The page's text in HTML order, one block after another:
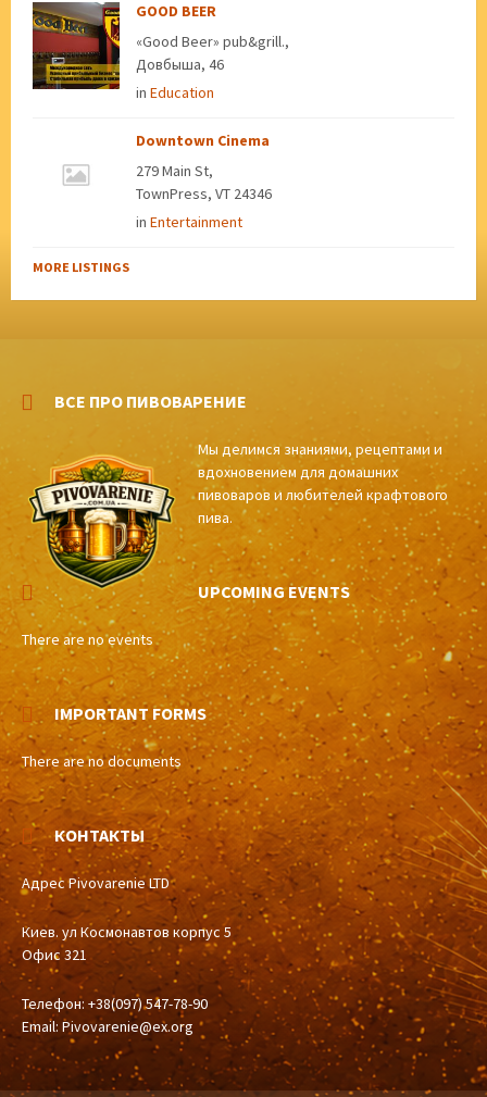
GOOD BEER
«Good Beer» pub&grill.,
Довбыша, 46
in Education
Downtown Cinema
279 Main St,
TownPress, VT 24346
in Entertainment
MORE LISTINGS
ВСЕ ПРО ПИВОВАРЕНИЕ
Мы делимся знаниями, рецептами и
вдохновением для домашних
пивоваров и любителей крафтового
пива.
UPCOMING EVENTS
There are no events
IMPORTANT FORMS
There are no documents
КОНТАКТЫ
Адрес Pivovarenie LTD
Киев. ул Космонавтов корпус 5
Офис 321
Телефон: +38(097) 547-78-90
Email: Pivovarenie@ex.org